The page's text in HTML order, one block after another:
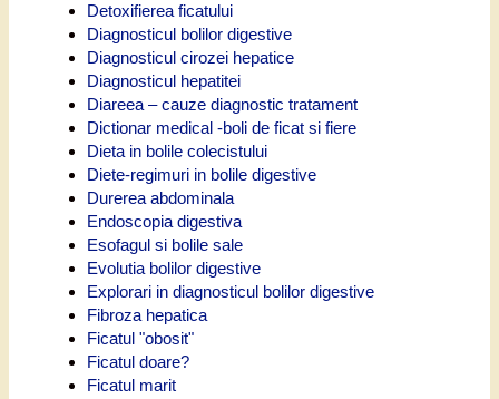
Detoxifierea ficatului
Diagnosticul bolilor digestive
Diagnosticul cirozei hepatice
Diagnosticul hepatitei
Diareea – cauze diagnostic tratament
Dictionar medical -boli de ficat si fiere
Dieta in bolile colecistului
Diete-regimuri in bolile digestive
Durerea abdominala
Endoscopia digestiva
Esofagul si bolile sale
Evolutia bolilor digestive
Explorari in diagnosticul bolilor digestive
Fibroza hepatica
Ficatul "obosit"
Ficatul doare?
Ficatul marit